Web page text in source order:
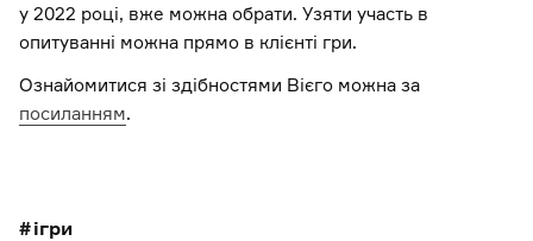
у 2022 році, вже можна обрати. Узяти участь в
опитуванні можна прямо в клієнті гри.
Ознайомитися зі здібностями Вієго можна за
посиланням.
ігри